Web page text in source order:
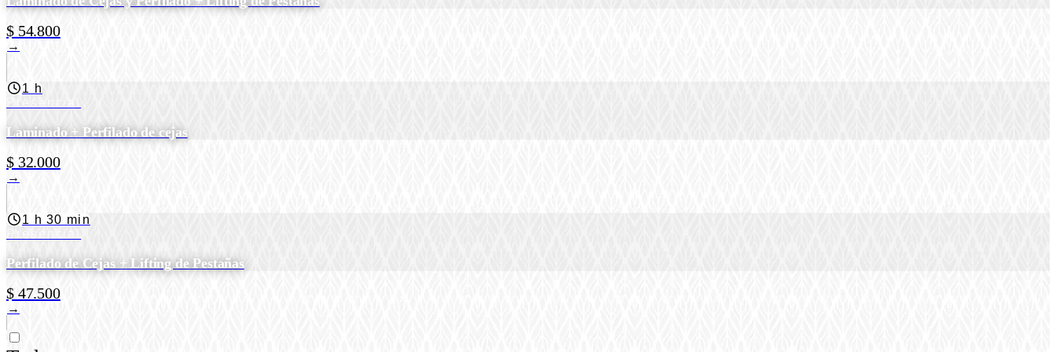
$ 54.800
→
1 h
Laminado + Perfilado de cejas
$ 32.000
→
1 h 30 min
Perfilado de Cejas + Lifting de Pestañas
$ 47.500
→